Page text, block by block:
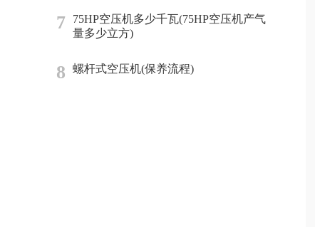
7
75HP空压机多少千瓦(75HP空压机产气
量多少立方)
8 螺杆式空压机(保养流程)